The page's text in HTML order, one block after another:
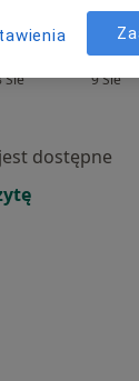
Sie
Ndz,
9 Sie
dostępne